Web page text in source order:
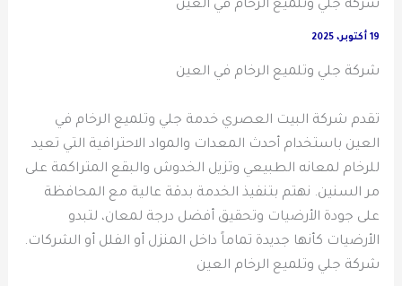
شركة جلي وتلميع الرخام في العين
19 أكتوبر، 2025
شركة جلي وتلميع الرخام في العين
تقدم شركة البيت العصري خدمة جلي وتلميع الرخام في
العين باستخدام أحدث المعدات والمواد الاحترافية التي تعيد
للرخام لمعانه الطبيعي وتزيل الخدوش والبقع المتراكمة على
مر السنين. نهتم بتنفيذ الخدمة بدقة عالية مع المحافظة
على جودة الأرضيات وتحقيق أفضل درجة لمعان، لتبدو
الأرضيات كأنها جديدة تماماً داخل المنزل أو الفلل أو الشركات.
شركة جلي وتلميع الرخام العين